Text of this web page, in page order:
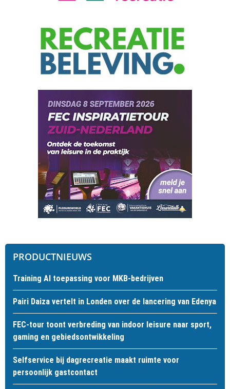
PRODUCTNIEUWS
Training AI toepassing voor MKB-bedrijven
Pairi Daiza vertelt in Londen over de lancering van Edenya
FEC-tour toont verbreding van indoor leisure naar sport,
gaming en gebiedsontwikkeling
Selfservice bij dagrecreatie maakt ruimte voor
persoonlijk gastcontact